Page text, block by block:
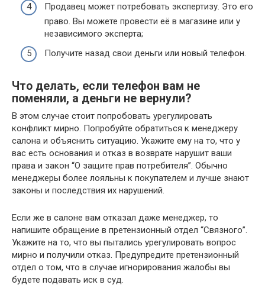
Продавец может потребовать экспертизу. Это его
право. Вы можете провести её в магазине или у
независимого эксперта;
Получите назад свои деньги или новый телефон.
Что делать, если телефон вам не
поменяли, а деньги не вернули?
В этом случае стоит попробовать урегулировать
конфликт мирно. Попробуйте обратиться к менеджеру
салона и объяснить ситуацию. Укажите ему на то, что у
вас есть основания и отказ в возврате нарушит ваши
права и закон “О защите прав потребителя”. Обычно
менеджеры более лояльны к покупателем и лучше знают
законы и последствия их нарушений.
Если же в салоне вам отказал даже менеджер, то
напишите обращение в претензионный отдел “Связного”.
Укажите на то, что вы пытались урегулировать вопрос
мирно и получили отказ. Предупредите претензионный
отдел о том, что в случае игнорирования жалобы вы
будете подавать иск в суд.